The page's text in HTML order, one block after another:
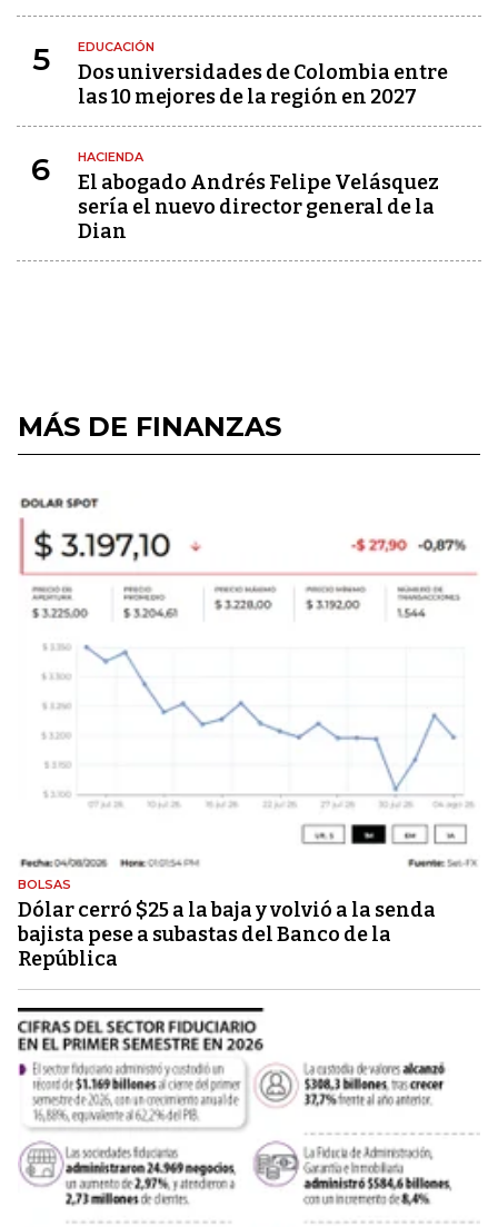
5 EDUCACIÓN
Dos universidades de Colombia entre
las 10 mejores de la región en 2027
6 HACIENDA
El abogado Andrés Felipe Velásquez
sería el nuevo director general de la
Dian
MÁS DE FINANZAS
BOLSAS
Dólar cerró $25 a la baja y volvió a la senda
bajista pese a subastas del Banco de la
República